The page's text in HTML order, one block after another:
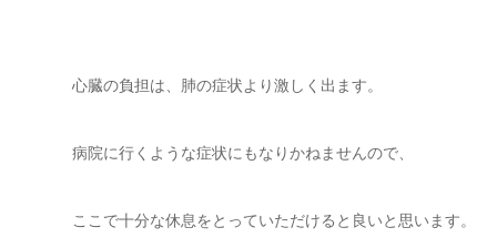
心臓の負担は、肺の症状より激しく出ます。
病院に行くような症状にもなりかねませんので、
ここで十分な休息をとっていただけると良いと思います。